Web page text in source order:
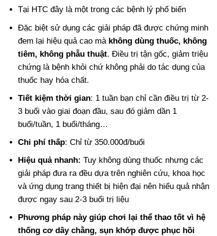
Tại HTC đây là một trong các bệnh lý phổ biến
Đặc biệt sử dụng các giải pháp đã được chứng minh
đem lại hiệu quả cao mà không dùng thuốc, không
tiêm, không phẫu thuật. Điều trị tận gốc, giảm triệu
chứng là bệnh khỏi chứ không phải do tác dụng của
thuốc hay hóa chất.
Tiết kiệm thời gian: 1 tuần bạn chỉ cần điều trị từ 2-
3 buổi vào giai đoạn đầu, sau đó giảm dần 1
buổi/tuần, 1 buổi/tháng…
Chi phí thấp: Chỉ từ 350.000đ/buổi
Hiệu quả nhanh: Tuy không dùng thuốc nhưng các
giải pháp đưa ra đều dựa trên nghiên cứu, khoa học
và ứng dụng trang thiết bị hiện đại nên hiểu quả nhận
được ngay sau 2-3 buổi trị liệu
Phương pháp này giúp chơi lại thể thao tốt vì hệ
thống cơ dây chằng, sụn khớp được phục hồi